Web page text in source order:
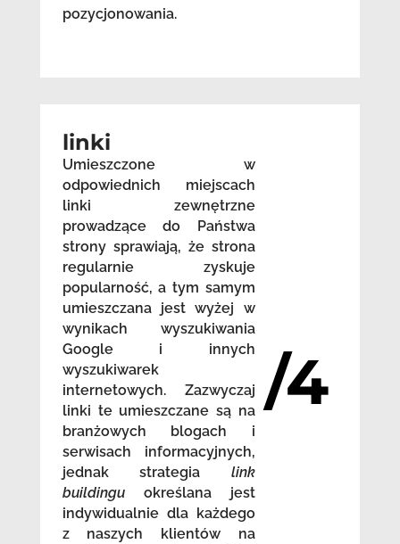
pozycjonowania.
linki
Umieszczone w
odpowiednich miejscach
linki zewnętrzne
prowadzące do Państwa
strony sprawiają, że strona
regularnie zyskuje
popularność, a tym samym
umieszczana jest wyżej w
wynikach wyszukiwania
Google i innych
wyszukiwarek
internetowych. Zazwyczaj
linki te umieszczane są na
branżowych blogach i
serwisach informacyjnych,
jednak strategia link
buildingu określana jest
indywidualnie dla każdego
z naszych klientów na
/4